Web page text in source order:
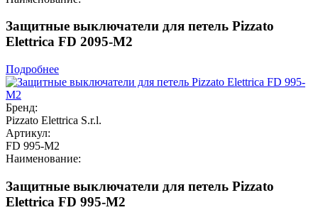
Защитные выключатели для петель Pizzato
Elettrica FD 2095-M2
Подробнее
Бренд:
Pizzato Elettrica S.r.l.
Артикул:
FD 995-M2
Наименование:
Защитные выключатели для петель Pizzato
Elettrica FD 995-M2